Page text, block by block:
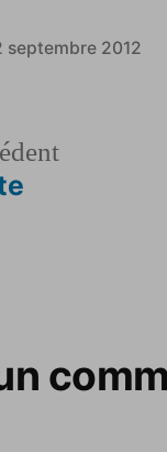
septembre 2012
Article